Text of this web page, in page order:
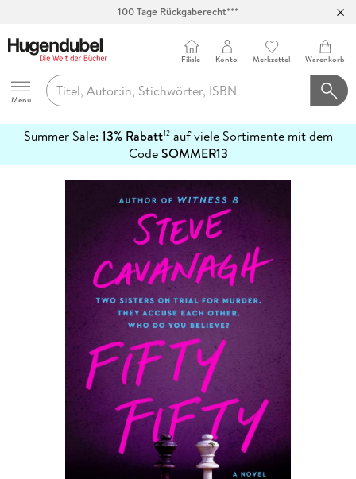
100 Tage Rückgaberecht***
Hugendubel
Menu
Filiale Konto Merkzettel Warenkorb
Summer Sale: 13% Rabatt12auf viele Sortimente mit dem
CodeSOMMER13
erfahren